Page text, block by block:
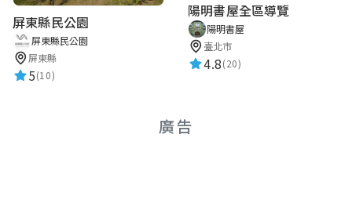
屏東縣民公園
屏東縣民公園
屏東縣
5(10)
陽明書屋全區導覽
陽明書屋
臺北市
4.8(20)
廣告